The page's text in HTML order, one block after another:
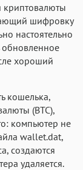
шифровку
настоятельно
обновленное
хороший
кошелька,
(ВТС),
компьютер не
wallet.dat,
создаются
удаляется.